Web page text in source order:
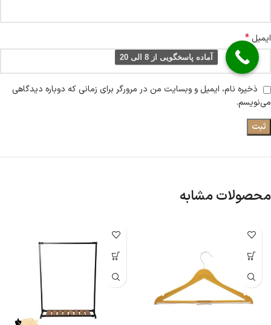
ایمیل *
ذخیره نام، ایمیل و وبسایت من در مرورگر برای زمانی که دوباره دیدگاهی
می‌نویسم.
محصولات مشابه
آماده پاسخگویی از 8 الی 20